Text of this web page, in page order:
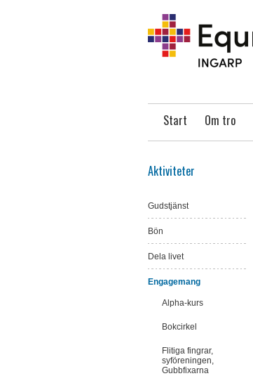
Start Om tro
Aktiviteter
Gudstjänst
Bön
Dela livet
Engagemang
Alpha-kurs
Bokcirkel
Flitiga fingrar,
syföreningen,
Gubbfixarna